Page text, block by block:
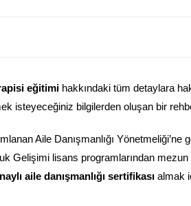
eğitimi hakkındaki tüm detaylara
isteyeceğiniz bilgilerden oluşan bir
Aile Danışmanlığı
Gelişimi lisans programlarından mezun
aile danışmanlığı sertifikası almak